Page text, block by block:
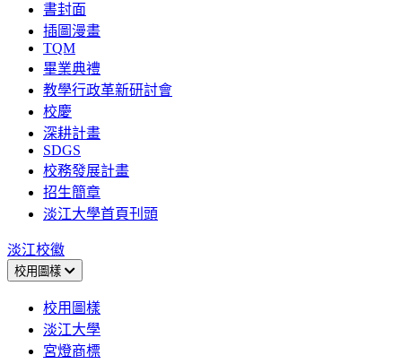
書封面
插圖漫畫
TQM
畢業典禮
教學行政革新研討會
校慶
深耕計畫
SDGS
校務發展計畫
招生簡章
淡江大學首頁刊頭
淡江校徽
校用圖樣
校用圖樣
淡江大學
宮燈商標